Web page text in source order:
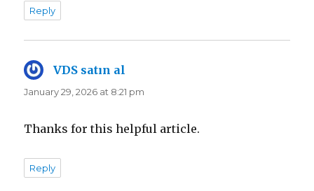
Reply
VDS satın al
January 29, 2026 at 8:21 pm
Thanks for this helpful article.
Reply